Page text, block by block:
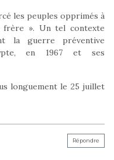
les peuples opprimés à
». Un tel contexte
la guerre préventive
en 1967 et ses
longuement le 25 juillet
Répondre